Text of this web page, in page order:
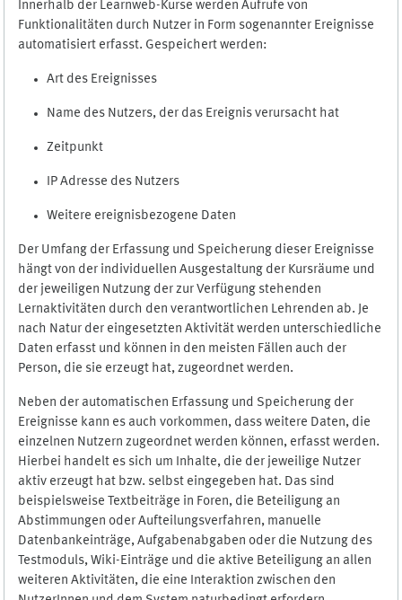
Innerhalb der Learnweb-Kurse werden Aufrufe von
Funktionalitäten durch Nutzer in Form sogenannter Ereignisse
automatisiert erfasst. Gespeichert werden:
Art des Ereignisses
Name des Nutzers, der das Ereignis verursacht hat
Zeitpunkt
IP Adresse des Nutzers
Weitere ereignisbezogene Daten
Der Umfang der Erfassung und Speicherung dieser Ereignisse
hängt von der individuellen Ausgestaltung der Kursräume und
der jeweiligen Nutzung der zur Verfügung stehenden
Lernaktivitäten durch den verantwortlichen Lehrenden ab. Je
nach Natur der eingesetzten Aktivität werden unterschiedliche
Daten erfasst und können in den meisten Fällen auch der
Person, die sie erzeugt hat, zugeordnet werden.
Neben der automatischen Erfassung und Speicherung der
Ereignisse kann es auch vorkommen, dass weitere Daten, die
einzelnen Nutzern zugeordnet werden können, erfasst werden.
Hierbei handelt es sich um Inhalte, die der jeweilige Nutzer
aktiv erzeugt hat bzw. selbst eingegeben hat. Das sind
beispielsweise Textbeiträge in Foren, die Beteiligung an
Abstimmungen oder Aufteilungsverfahren, manuelle
Datenbankeinträge, Aufgabenabgaben oder die Nutzung des
Testmoduls, Wiki-Einträge und die aktive Beteiligung an allen
weiteren Aktivitäten, die eine Interaktion zwischen den